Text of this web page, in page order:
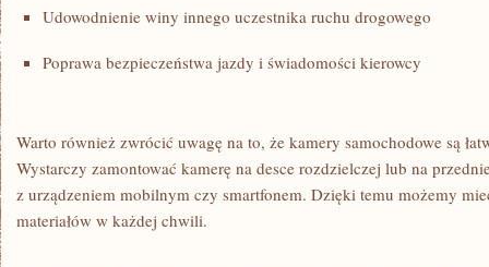
Udowodnienie ​winy innego uczestnika ruchu drogowego
Poprawa bezpieczeństwa jazdy i świadomości kierowcy
Warto również zwrócić ⁤uwagę na to,‌ że kamery samochodowe są‍
Wystarczy zamontować‌ kamerę‍ na‍ desce rozdzielczej lub na​
z urządzeniem mobilnym⁣ czy smartfonem. Dzięki temu‍ możemy
materiałów w każdej⁤ chwili.